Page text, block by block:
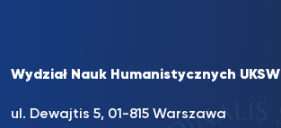
Wydział Nauk Humanistycznych UKSW
ul. Dewajtis 5, 01-815 Warszawa